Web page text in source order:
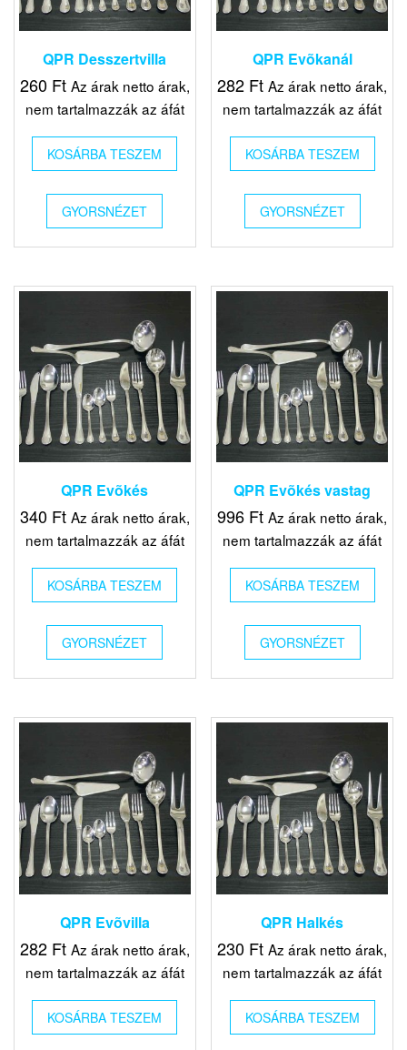
QPR Desszertvilla
260 Ft Az árak netto árak,
nem tartalmazzák az áfát
KOSÁRBA TESZEM
GYORSNÉZET
QPR Evõkanál
282 Ft Az árak netto árak,
nem tartalmazzák az áfát
KOSÁRBA TESZEM
GYORSNÉZET
QPR Evõkés
340 Ft Az árak netto árak,
nem tartalmazzák az áfát
KOSÁRBA TESZEM
GYORSNÉZET
QPR Evõkés vastag
996 Ft Az árak netto árak,
nem tartalmazzák az áfát
KOSÁRBA TESZEM
GYORSNÉZET
QPR Evõvilla
282 Ft Az árak netto árak,
nem tartalmazzák az áfát
KOSÁRBA TESZEM
QPR Halkés
230 Ft Az árak netto árak,
nem tartalmazzák az áfát
KOSÁRBA TESZEM